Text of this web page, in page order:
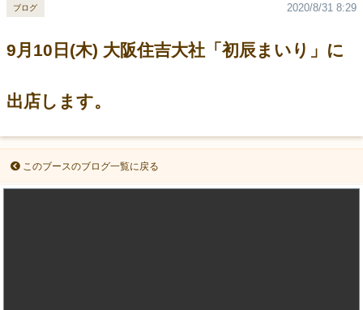
9月10日(木) 大阪住吉大社「初辰まいり」に
出店します。
2020/8/31 8:29
ブログ
このブースのブログ一覧に戻る